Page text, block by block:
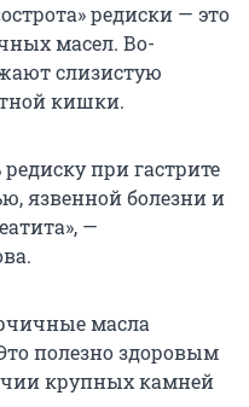
редиски — это
масел. Во-
слизистую
кишки.
редиску при гастрите
язвенной болезни и
—
масла
полезно здоровым
крупных камней